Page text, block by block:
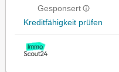
Gesponsert
Kreditfähigkeit prüfen